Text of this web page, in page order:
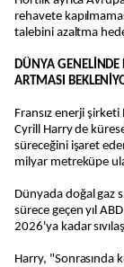
rehavete
talebini azaltma
DÜNYA
ARTMASI
Fransız enerji şirketi
Cyrill Harry de
süreceğini işaret
milyar metreküpe
Dünyada doğal gaz
sürece geçen yıl
2026'ya kadar
Harry, "Sonrasında